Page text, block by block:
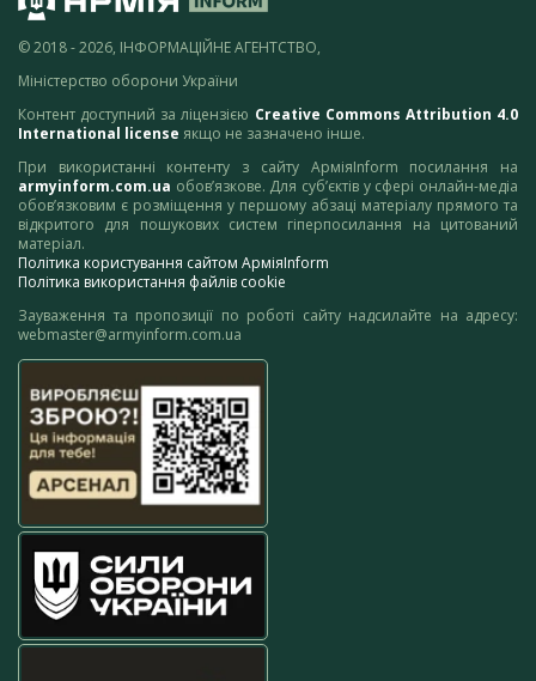
© 2018 - 2026, ІНФОРМАЦІЙНЕ АГЕНТСТВО,
Міністерство оборони України
Контент доступний за ліцензією Creative Commons Attribution 4.0
International license якщо не зазначено інше.
При використанні контенту з сайту АрміяInform посилання на
armyinform.com.ua обов’язкове. Для суб’єктів у сфері онлайн-медіа
обов’язковим є розміщення у першому абзаці матеріалу прямого та
відкритого для пошукових систем гіперпосилання на цитований
матеріал.
Політика користування сайтом АрміяInform
Політика використання файлів cookie
Зауваження та пропозиції по роботі сайту надсилайте на адресу:
webmaster@armyinform.com.ua